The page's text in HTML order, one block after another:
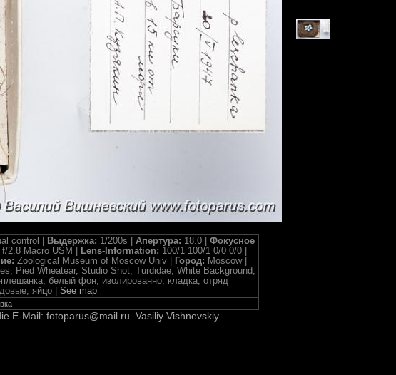
control | Выдержка: 1/200s | Апертура: 18.0 | Фокусное
2.8 Macro USM | Lens-Information: 100/1 100/1 0/0 0/0 |
Zoological Museum of Moscow Univ | Город: Moscow |
Pied Wheatear, Studio Shot, Turdidae, White Background,
белый фон, изолированно, кладка, отряд
яйцо | See map
E-Mail: fotoparus@mail.ru. Vasiliy Vishnevskiy